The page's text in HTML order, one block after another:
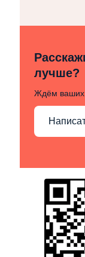
лучше?
Ждём ваших